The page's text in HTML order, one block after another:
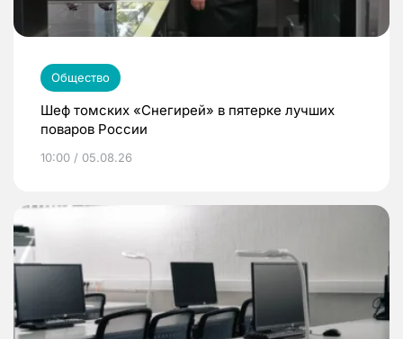
Общество
Шеф томских «Снегирей» в пятерке лучших
поваров России
10:00 / 05.08.26